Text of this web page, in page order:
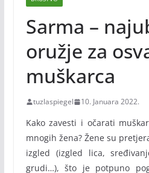
Sarma –
oružje za
muškarca
tuzlaspiegel 10. Januara 2022.
Kako zavesti i očarati
mnogih žena? Žene su
izgled (izgled lica,
grudi…), što je potpuno